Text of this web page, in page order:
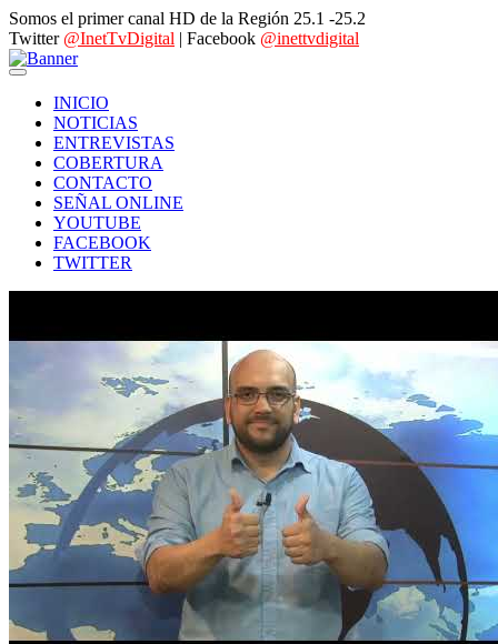
Somos el primer canal HD de la Región 25.1 -25.2
Twitter @InetTvDigital | Facebook @inettvdigital
INICIO
NOTICIAS
ENTREVISTAS
COBERTURA
CONTACTO
SEÑAL ONLINE
YOUTUBE
FACEBOOK
TWITTER